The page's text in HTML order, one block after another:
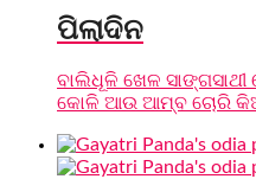
ପିଲାଦିନ
ବାଲିଧୂଳି ଖେଳ
କୋଳି ଆଉ ଆମ୍ବ ଚୋରି